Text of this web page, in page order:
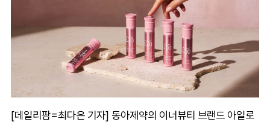
[데일리팜=최다은 기자] 동아제약의 이너뷰티 브랜드 아일로